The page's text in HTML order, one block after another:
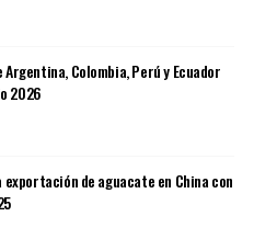
Argentina, Colombia, Perú y Ecuador
2026
exportación de aguacate en China con